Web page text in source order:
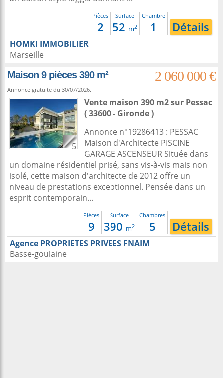
Pièces
2
Surface
52 m2
Chambre
1 Détails
HOMKI IMMOBILIER
Marseille
Maison 9 pièces 390 m²
2 060 000 €
Annonce gratuite du 30/07/2026.
5
Vente maison 390 m2sur Pessac
( 33600 - Gironde )
Annonce n°19286413 : PESSAC
Maison d'Architecte PISCINE
GARAGE ASCENSEUR Située dans
un domaine résidentiel prisé, sans vis-à-vis mais non
isolé, cette maison d'architecte de 2012 offre un
niveau de prestations exceptionnel. Pensée dans un
esprit contemporain...
Pièces
9
Surface
390 m2
Chambres
5 Détails
Agence PROPRIETES PRIVEES FNAIM
Basse-goulaine